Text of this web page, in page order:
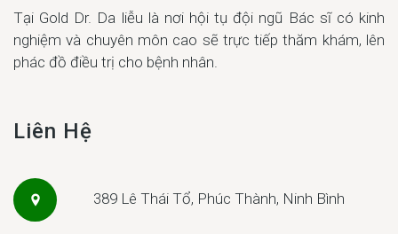
Tại Gold Dr. Da liễu là nơi hội tụ đội ngũ Bác sĩ có kinh
nghiệm và chuyên môn cao sẽ trực tiếp thăm khám, lên
phác đồ điều trị cho bệnh nhân.
Liên Hệ
389 Lê Thái Tổ, Phúc Thành, Ninh Bình